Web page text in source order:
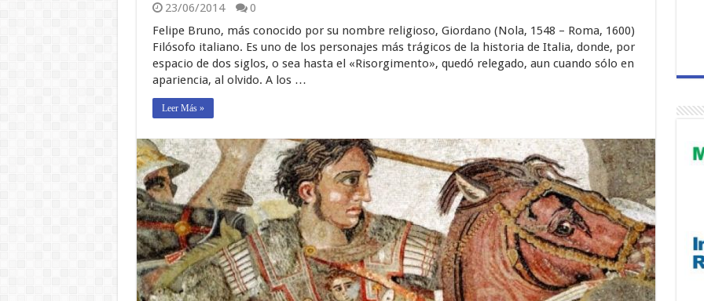
23/06/2014
0
Felipe Bruno, más conocido por su nombre religioso, Giordano (Nola, 1548 – Roma, 1600)
Filósofo italiano. Es uno de los personajes más trágicos de la historia de Italia, donde, por
espacio de dos siglos, o sea hasta el «Risorgimento», quedó relegado, aun cuando sólo en
apariencia, al olvido. A los …
Leer Más »